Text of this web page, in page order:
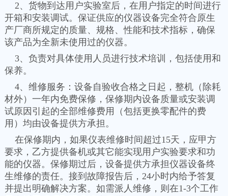
2、货物到达用户实验室后，在用户指定的时间进行
开箱和安装调试。保证供应的仪器设备完全符合原生
产厂商所规定的质量、规格、性能和技术指标，确保
该产品为全新未使用过的仪器。
3、负责对具体使用人员进行技术培训，包括使用和
保养。
4、维修服务：设备自验收合格之日起，整机（除耗
材外）一年内免费保修，保修期内设备质量或安装调
试原因引起的全部维修费用（包括更换零配件的费
用）均由设备提供方承担。
在保修期内，如果仪表维修时间超过15天，应甲方
要求，乙方提供备机或其它能实现用户实验要求和功
能的仪器。保修期过后，设备提供方承担仪器设备终
生维修的责任。接到故障报告后，24小时内给予答复
并提出明确解决方案。如需派人维修，则在1-3个工作